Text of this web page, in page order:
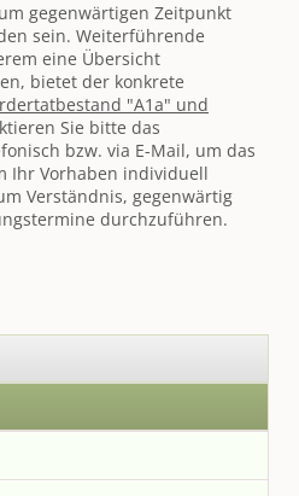
gegenwärtigen Zeitpunkt
sein. Weiterführende
eine Übersicht
bietet der konkrete
"A1a" und
Sie bitte das
bzw. via E-Mail, um das
Ihr Vorhaben individuell
Verständnis, gegenwärtig
durchzuführen.